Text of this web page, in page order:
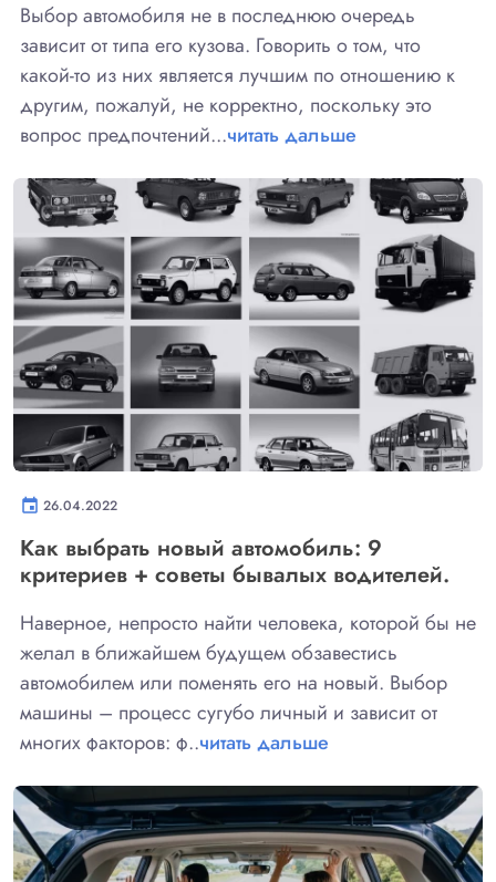
Выбор автомобиля не в последнюю очередь
зависит от типа его кузова. Говорить о том, что
какой-то из них является лучшим по отношению к
другим, пожалуй, не корректно, поскольку это
вопрос предпочтений...читать дальше
event 26.04.2022
Как выбрать новый автомобиль: 9
критериев + советы бывалых водителей.
Наверное, непросто найти человека, которой бы не
желал в ближайшем будущем обзавестись
автомобилем или поменять его на новый. Выбор
машины – процесс сугубо личный и зависит от
многих факторов: ф..читать дальше